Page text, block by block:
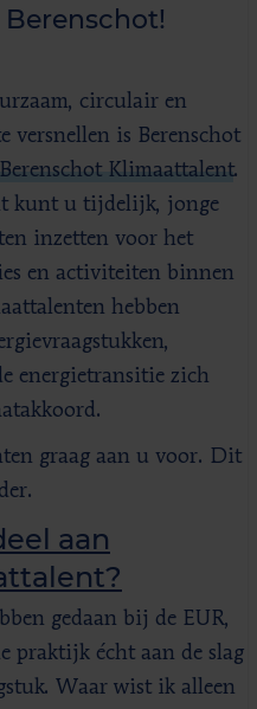
circulair en
versnellen is Berenschot
Berenschot Klimaattalent.
kunt u tijdelijk, jonge
inzetten voor het
en activiteiten binnen
hebben
energietransitie zich
graag aan u voor. Dit
aan
gedaan bij de EUR,
praktijk écht aan de slag
Waar wist ik alleen